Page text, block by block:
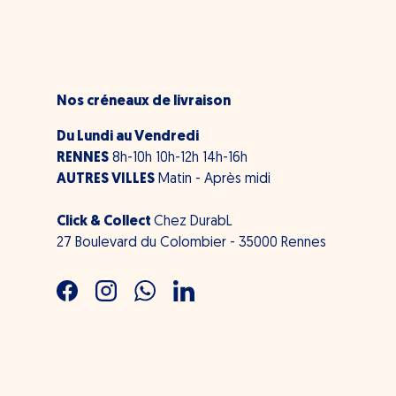
Nos créneaux de livraison
Du Lundi au Vendredi
RENNES 8h-10h 10h-12h 14h-16h
AUTRES VILLES Matin - Après midi
Click & Collect Chez DurabL
27 Boulevard du Colombier - 35000 Rennes
FacebookInstagramWhatsAppLinkedIn